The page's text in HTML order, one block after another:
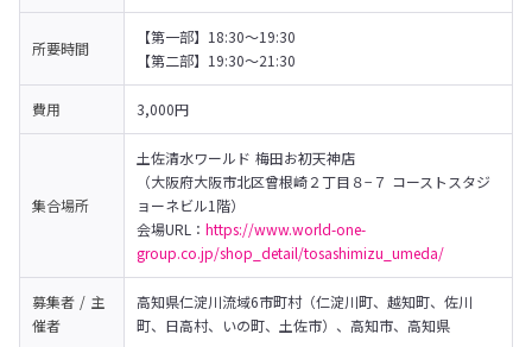
所要時間
【第一部】18:30〜19:30
【第二部】19:30〜21:30
費用 3,000円
集合場所
土佐清水ワールド 梅田お初天神店
（大阪府大阪市北区曾根崎２丁目８−７ コーストスタジ
ョーネビル1階）
会場URL： https://www.world-one-
group.co.jp/shop_detail/tosashimizu_umeda/
募集者 / 主
催者
高知県仁淀川流域6市町村（仁淀川町、越知町、佐川
町、日高村、いの町、土佐市）、高知市、高知県